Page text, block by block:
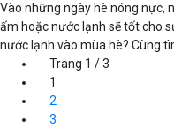
Vào những ngày hè nóng nực,
ấm hoặc nước lạnh sẽ tốt cho
nước lạnh vào mùa hè? Cùng
Trang 1 / 3
1
2
3